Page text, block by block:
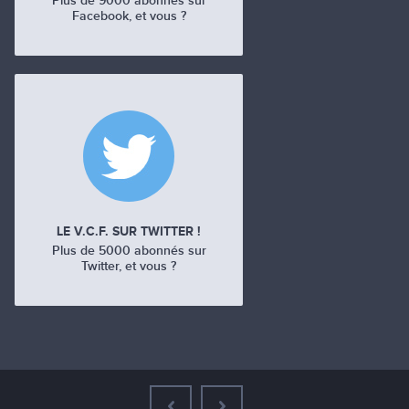
Facebook, et vous ?
LE V.C.F. SUR TWITTER !
Plus de 5000 abonnés sur
Twitter, et vous ?